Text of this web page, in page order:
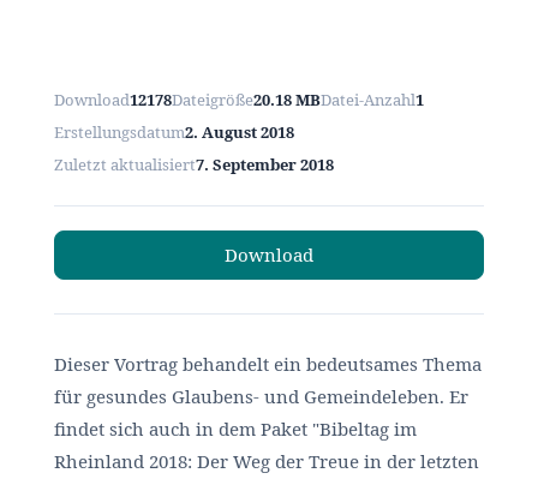
Download12178Dateigröße20.18 MBDatei-Anzahl1
Erstellungsdatum2. August 2018
Zuletzt aktualisiert7. September 2018
Download
Dieser Vortrag behandelt ein bedeutsames Thema
für gesundes Glaubens- und Gemeindeleben. Er
findet sich auch in dem Paket "Bibeltag im
Rheinland 2018: Der Weg der Treue in der letzten